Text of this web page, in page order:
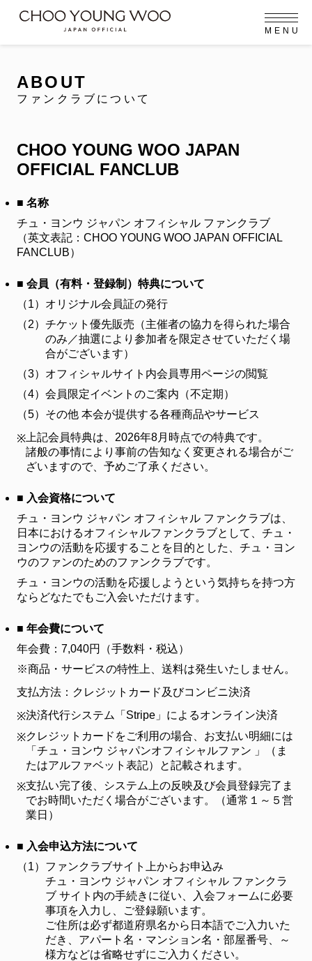
PROFILE
プロフィール
MEMBERSHIP
メンバーシップ
FANCLUB
ファンクラブ
FC NEWS
VIDEO
GALLERY
ギャラリー
CONTACT
お問い合わせ
OFFICIAL MENU
FC NEWS
MEMBERSHIP CARD
VIDEO
arrow_rightJOIN USarrow_right LOGIN
M E N U
ABOUT
ファンクラブについて
CHOO YOUNG WOO JAPAN
OFFICIAL FANCLUB
■ 名称
チュ・ヨンウ ジャパン オフィシャル ファンクラブ
（英文表記：CHOO YOUNG WOO JAPAN OFFICIAL
FANCLUB）
■ 会員（有料・登録制）特典について
（1） オリジナル会員証の発行
（2） チケット優先販売（主催者の協力を得られた場合
のみ／抽選により参加者を限定させていただく場
合がございます）
（3） オフィシャルサイト内会員専用ページの閲覧
（4） 会員限定イベントのご案内（不定期）
（5） その他 本会が提供する各種商品やサービス
※ 上記会員特典は、2026年8月時点での特典です。
諸般の事情により事前の告知なく変更される場合がご
ざいますので、予めご了承ください。
■ 入会資格について
チュ・ヨンウ ジャパン オフィシャル ファンクラブは、
日本におけるオフィシャルファンクラブとして、チュ・
ヨンウの活動を応援することを目的とした、チュ・ヨン
ウのファンのためのファンクラブです。
チュ・ヨンウの活動を応援しようという気持ちを持つ方
ならどなたでもご入会いただけます。
■ 年会費について
年会費：7,040円（手数料・税込）
※商品・サービスの特性上、送料は発生いたしません。
支払方法：クレジットカード及びコンビニ決済
※決済代行システム「Stripe」によるオンライン決済
※クレジットカードをご利用の場合、お支払い明細には
「チュ・ヨンウ ジャパンオフィシャルファン 」（ま
たはアルファベット表記）と記載されます。
※支払い完了後、システム上の反映及び会員登録完了ま
でお時間いただく場合がございます。（通常１～５営
業日）
■ 入会申込方法について
（1） ファンクラブサイト上からお申込み
チュ・ヨンウ ジャパン オフィシャル ファンクラ
ブ サイト内の手続きに従い、入会フォームに必要
事項を入力し、ご登録願います。
ご住所は必ず都道府県名から日本語でご入力いた
だき、アパート名・マンション名・部屋番号、～
様方などは省略せずにご入力ください。